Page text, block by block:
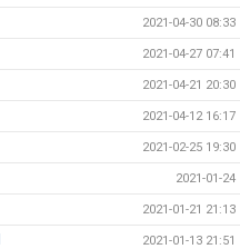
2021-04-30 08:33
2021-04-27 07:41
2021-04-21 20:30
2021-04-12 16:17
2021-02-25 19:30
2021-01-24
2021-01-21 21:13
2021-01-13 21:51